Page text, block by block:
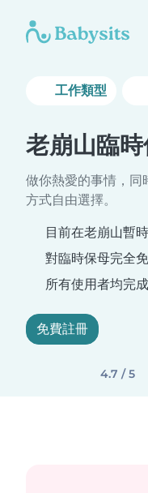
工作類型
老崩山臨
做你熱愛的事情，同
方式自由選擇。
目前在老崩山暫
對臨時保母完全
所有使用者均完
免費註冊
4.7 / 5